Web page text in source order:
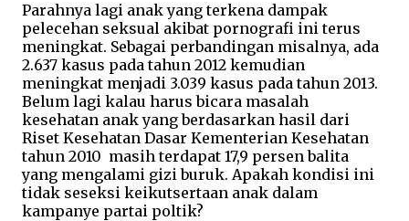
Parahnya lagi anak yang terkena dampak
pelecehan seksual akibat pornografi ini terus
meningkat. Sebagai perbandingan misalnya, ada
2.637 kasus pada tahun 2012 kemudian
meningkat menjadi 3.039 kasus pada tahun 2013.
Belum lagi kalau harus bicara masalah
kesehatan anak yang berdasarkan hasil dari
Riset Kesehatan Dasar Kementerian Kesehatan
tahun 2010 masih terdapat 17,9 persen balita
yang mengalami gizi buruk. Apakah kondisi ini
tidak seseksi keikutsertaan anak dalam
kampanye partai poltik?